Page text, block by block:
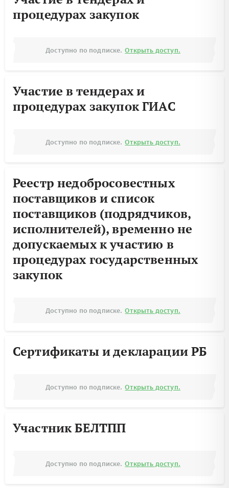
процедурах закупок
Доступно по подписке. Открыть доступ.
Участие в тендерах и
процедурах закупок ГИАС
Доступно по подписке. Открыть доступ.
Реестр недобросовестных
поставщиков и список
поставщиков (подрядчиков,
исполнителей), временно не
допускаемых к участию в
процедурах государственных
закупок
Доступно по подписке. Открыть доступ.
Сертификаты и декларации РБ
Доступно по подписке. Открыть доступ.
Участник БЕЛТПП
Доступно по подписке. Открыть доступ.